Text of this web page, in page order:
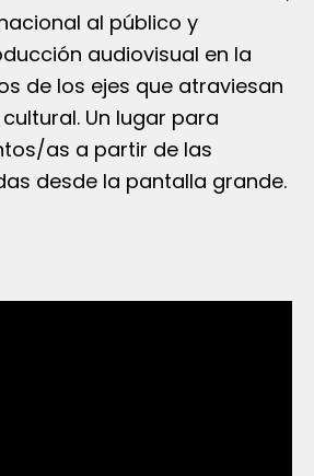
al público y
audiovisual en la
de los ejes que atraviesan
Un lugar para
as a partir de las
desde la pantalla grande.